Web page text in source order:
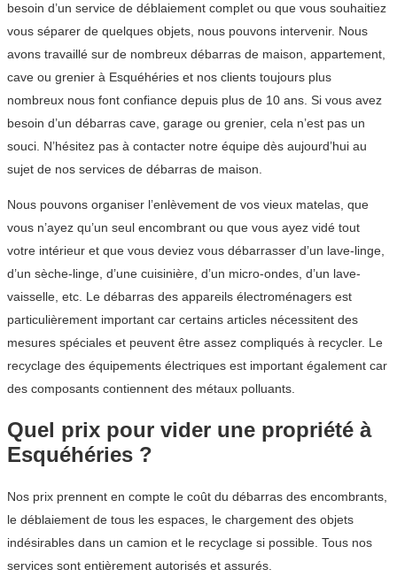
besoin d’un service de déblaiement complet ou que vous souhaitiez
vous séparer de quelques objets, nous pouvons intervenir. Nous
avons travaillé sur de nombreux débarras de maison, appartement,
cave ou grenier à Esquéhéries et nos clients toujours plus
nombreux nous font confiance depuis plus de 10 ans. Si vous avez
besoin d’un débarras cave, garage ou grenier, cela n’est pas un
souci. N’hésitez pas à contacter notre équipe dès aujourd’hui au
sujet de nos services de débarras de maison.
Nous pouvons organiser l’enlèvement de vos vieux matelas, que
vous n’ayez qu’un seul encombrant ou que vous ayez vidé tout
votre intérieur et que vous deviez vous débarrasser d’un lave-linge,
d’un sèche-linge, d’une cuisinière, d’un micro-ondes, d’un lave-
vaisselle, etc. Le débarras des appareils électroménagers est
particulièrement important car certains articles nécessitent des
mesures spéciales et peuvent être assez compliqués à recycler. Le
recyclage des équipements électriques est important également car
des composants contiennent des métaux polluants.
Quel prix pour vider une propriété à
Esquéhéries ?
Nos prix prennent en compte le coût du débarras des encombrants,
le déblaiement de tous les espaces, le chargement des objets
indésirables dans un camion et le recyclage si possible. Tous nos
services sont entièrement autorisés et assurés.